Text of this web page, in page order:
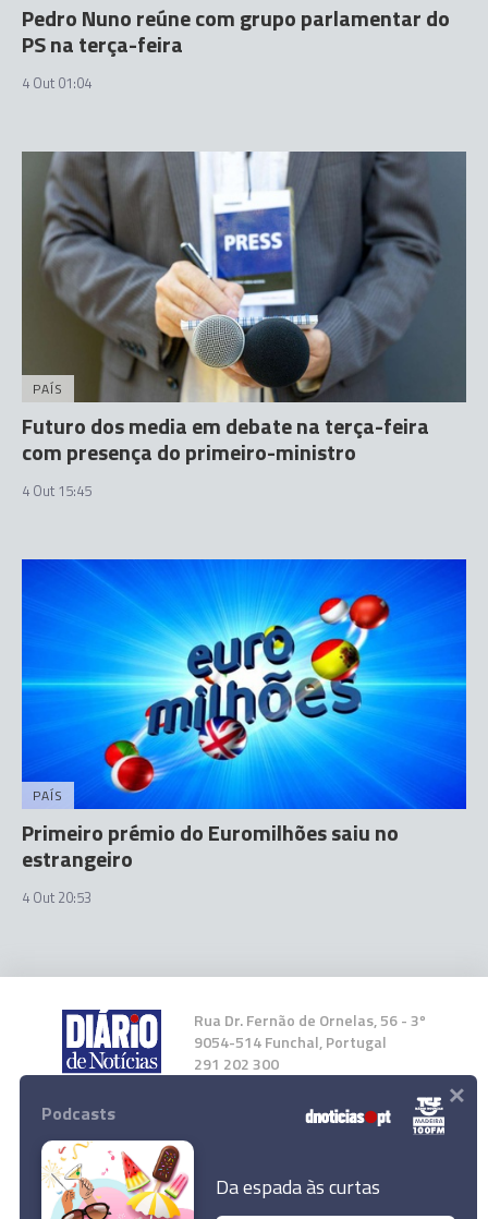
Pedro Nuno reúne com grupo parlamentar do
PS na terça-feira
4 Out 01:04
PAÍS
Futuro dos media em debate na terça-feira
com presença do primeiro-ministro
4 Out 15:45
PAÍS
Primeiro prémio do Euromilhões saiu no
estrangeiro
4 Out 20:53
Rua Dr. Fernão de Ornelas, 56 - 3º
9054-514 Funchal, Portugal
291 202 300
Instale a nossa App
Podcasts
Da espada às curtas
×